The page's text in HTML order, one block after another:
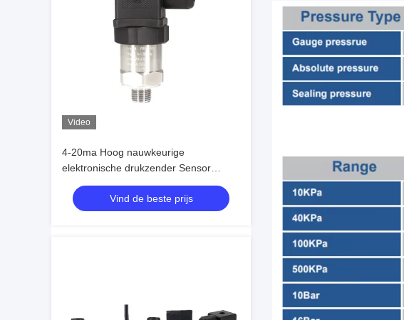
Video
4-20ma Hoog nauwkeurige
elektronische drukzender Sensor
Drukomvormer
Vind de beste prijs